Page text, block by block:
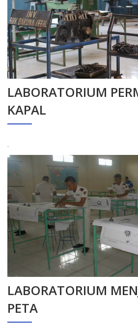
LABORATORIUM
KAPAL
.
LABORATORIUM
PETA